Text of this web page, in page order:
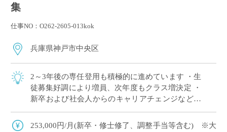
集
仕事NO：O262-2605-013kok
兵庫県神戸市中央区
2～3年後の専任登用も積極的に進めています ・生
徒募集好調により増員、次年度もクラス増決定 ・
新卒および社会人からのキャリアチェンジなど未
550万円(ご経験等による) ・神 […]
253,000円/月(新卒・修士修了、調整手当等含む) ※大